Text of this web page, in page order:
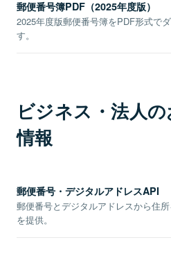
郵便番号簿PDF（2025年度版）
2025年度版郵便番号簿をPDF形式で
す。
ビジネス・法人
情報
郵便番号・デジタルアドレスAPI
郵便番号とデジタルアドレスから住
を提供。